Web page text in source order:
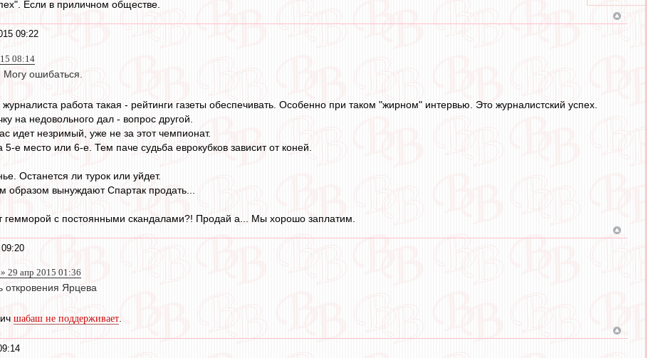
Если в приличном обществе.
09:22
08:14
Могу ошибаться.
работа такая - рейтинги газеты обеспечивать. Особенно при таком "жирном" интервью. Это журналистский успех.
на недовольного дал - вопрос другой.
идет незримый, уже не за этот чемпионат.
е место или 6-е. Тем паче судьба еврокубков зависит от коней.
Останется ли турок или уйдет.
образом вынуждают Спартак продать...
гемморой с постоянными скандалами?! Продай а... Мы хорошо заплатим.
29 апр 2015 01:36
откровения Ярцева
шабаш не поддерживает.